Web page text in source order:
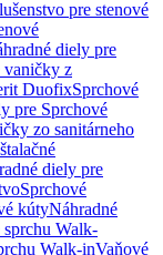
pre stenové
diely pre
vaničky z
DuofixSprchové
pre Sprchové
zo sanitárneho
diely pre
Sprchové
kútyNáhradné
sprchu Walk-
Walk-inVaňové